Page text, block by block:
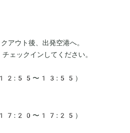
アウト後、出発空港へ。
ェックインしてください。
12:55〜13:55）
17:20〜17:25）